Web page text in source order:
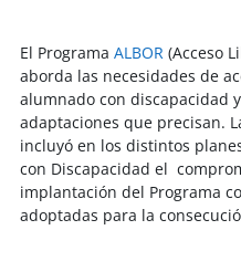
El Programa ALBOR (Acceso
aborda las necesidades de
alumnado con discapacidad
adaptaciones que precisan.
incluyó en los distintos
con Discapacidad el
implantación del Programa
adoptadas para la